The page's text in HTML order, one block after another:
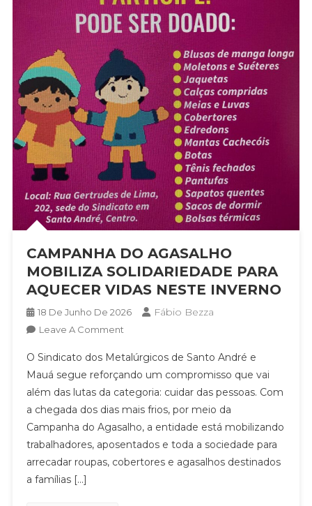
CAMPANHA DO AGASALHO
MOBILIZA SOLIDARIEDADE PARA
AQUECER VIDAS NESTE INVERNO
18 De Junho De 2026 Fábio Bezza
Leave A CommentOn
DO
AGASALHO
MOBILIZA
SOLIDARIEDADE
PARA
AQUECER
VIDAS
O Sindicato dos Metalúrgicos de Santo André e
Mauá segue reforçando um compromisso que vai
além das lutas da categoria: cuidar das pessoas. Com
a chegada dos dias mais frios, por meio da
Campanha do Agasalho, a entidade está mobilizando
trabalhadores, aposentados e toda a sociedade para
arrecadar roupas, cobertores e agasalhos destinados
a famílias […]